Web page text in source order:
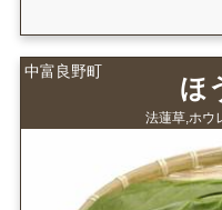
中富良野町
ほ
法蓮草,ホウ